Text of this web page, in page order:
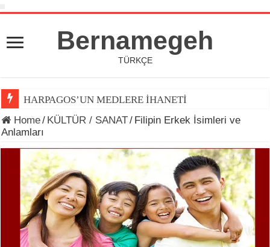
Bernamegeh
TÜRKÇE
HARPAGOS’UN MEDLERE İHANETİ
Home/ KÜLTÜR / SANAT/ Filipin Erkek İsimleri ve
Anlamları